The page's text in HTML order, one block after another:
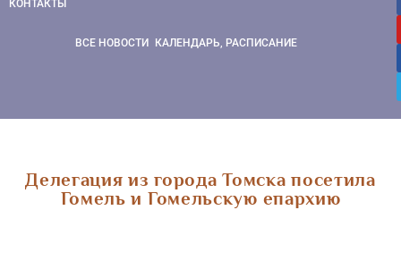
КОНТАКТЫ
ВСЕ НОВОСТИ КАЛЕНДАРЬ, РАСПИСАНИЕ
Делегация из города Томска посетила
Гомель и Гомельскую епархию